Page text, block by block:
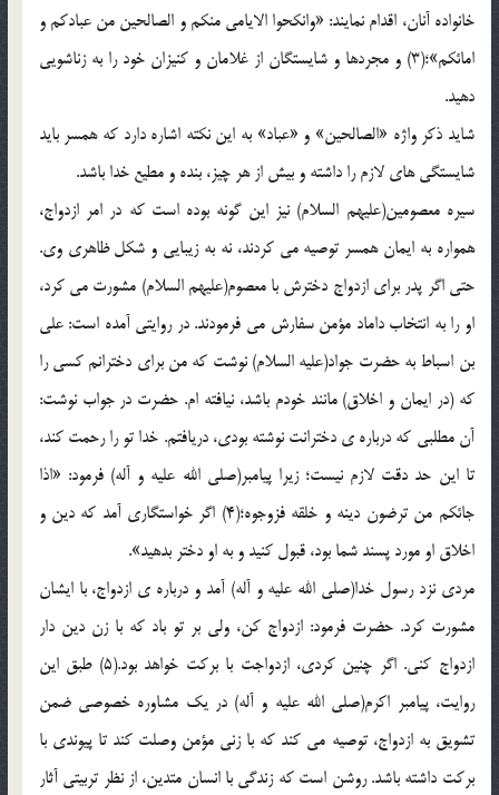
خانواده آنان، اقدام نمايند: «وانکحوا الايامي منکم و الصالحين من عبادکم و
امائکم»؛(3) و مجردها و شايستگان از غلامان و کنيزان خود را به زناشويي
دهيد.
شايد ذکر واژه «الصالحين» و «عباد» به اين نکته اشاره دارد که همسر بايد
شايستگي هاي لازم را داشته و بيش از هر چيز، بنده و مطيع خدا باشد.
سيره معصومين(عليهم السلام) نيز اين گونه بوده است که در امر ازدواج،
همواره به ايمان همسر توصيه مي کردند، نه به زيبايي و شکل ظاهري وي.
حتي اگر پدر براي ازدواج دخترش با معصوم(عليهم السلام) مشورت مي کرد،
او را به انتخاب داماد مؤمن سفارش مي فرمودند. در روايتي آمده است: علي
بن اسباط به حضرت جواد(عليه السلام) نوشت که من براي دخترانم کسي را
که (در ايمان و اخلاق) مانند خودم باشد، نيافته ام. حضرت در جواب نوشت:
آن مطلبي که درباره ي دخترانت نوشته بودي، دريافتم. خدا تو را رحمت کند،
تا اين حد دقت لازم نيست؛ زيرا پيامبر(صلي الله عليه و آله) فرمود: «اذا
جائکم من ترضون دينه و خلقه فزوجوه؛(4) اگر خواستگاري آمد که دين و
اخلاق او مورد پسند شما بود، قبول کنيد و به او دختر بدهيد».
مردي نزد رسول خدا(صلي الله عليه و آله) آمد و درباره ي ازدواج، با ايشان
مشورت کرد. حضرت فرمود: ازدواج کن، ولي بر تو باد که با زن دين دار
ازدواج کني. اگر چنين کردي، ازدواجت با برکت خواهد بود.(5) طبق اين
روايت، پيامبر اکرم(صلي الله عليه و آله) در يک مشاوره خصوصي ضمن
تشويق به ازدواج، توصيه مي کند که با زني مؤمن وصلت کند تا پيوندي با
برکت داشته باشد. روشن است که زندگي با انسان متدين، از نظر تربيتي آثار